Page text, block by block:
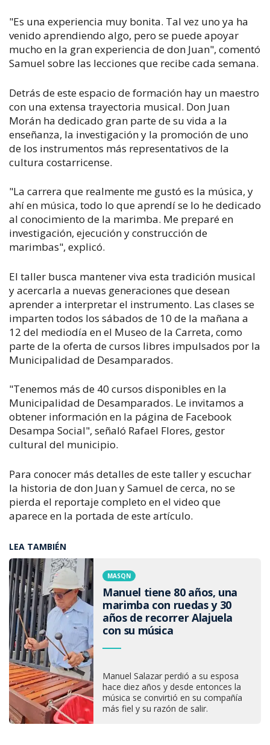
"Es una experiencia muy bonita. Tal vez uno ya ha
venido aprendiendo algo, pero se puede apoyar
mucho en la gran experiencia de don Juan", comentó
Samuel sobre las lecciones que recibe cada semana.
Detrás de este espacio de formación hay un maestro
con una extensa trayectoria musical. Don Juan
Morán ha dedicado gran parte de su vida a la
enseñanza, la investigación y la promoción de uno
de los instrumentos más representativos de la
cultura costarricense.
"La carrera que realmente me gustó es la música, y
ahí en música, todo lo que aprendí se lo he dedicado
al conocimiento de la marimba. Me preparé en
investigación, ejecución y construcción de
marimbas", explicó.
El taller busca mantener viva esta tradición musical
y acercarla a nuevas generaciones que desean
aprender a interpretar el instrumento. Las clases se
imparten todos los sábados de 10 de la mañana a
12 del mediodía en el Museo de la Carreta, como
parte de la oferta de cursos libres impulsados por la
Municipalidad de Desamparados.
"Tenemos más de 40 cursos disponibles en la
Municipalidad de Desamparados. Le invitamos a
obtener información en la página de Facebook
Desampa Social", señaló Rafael Flores, gestor
cultural del municipio.
Para conocer más detalles de este taller y escuchar
la historia de don Juan y Samuel de cerca, no se
pierda el reportaje completo en el video que
aparece en la portada de este artículo.
LEA TAMBIÉN
MASQN
Manuel tiene 80 años, una
marimba con ruedas y 30
años de recorrer Alajuela
con su música
Manuel Salazar perdió a su esposa
hace diez años y desde entonces la
música se convirtió en su compañía
más fiel y su razón de salir.